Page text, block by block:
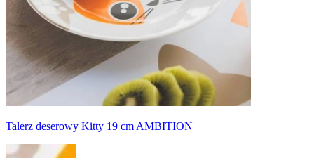
Talerz deserowy Kitty 19 cm AMBITION